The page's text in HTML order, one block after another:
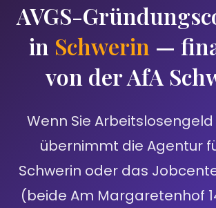
AVGS-
in Schwerin —
von der AfA
Wenn Sie
übernimmt die Agentur
Schwerin oder das
(beide Am Margaretenhof